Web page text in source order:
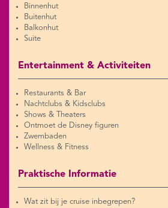
Binnenhut
Buitenhut
Balkonhut
Suite
Entertainment & Activiteiten
Restaurants & Bar
Nachtclubs & Kidsclubs
Shows & Theaters
Ontmoet de Disney figuren
Zwembaden
Wellness & Fitness
Praktische Informatie
Wat zit bij je cruise inbegrepen?